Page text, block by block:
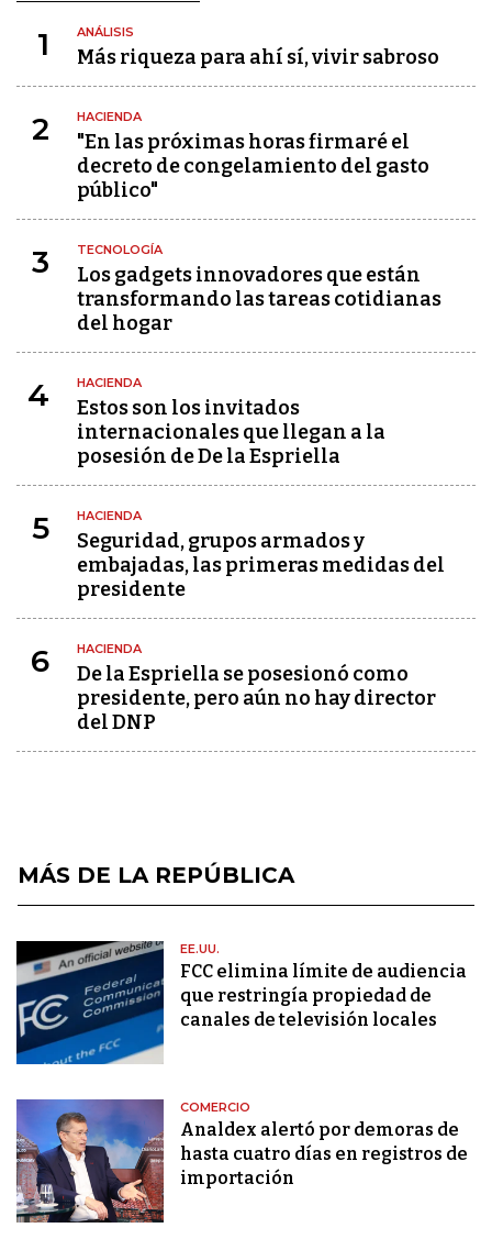
1 ANÁLISIS
Más riqueza para ahí sí, vivir sabroso
2 HACIENDA
"En las próximas horas firmaré el
decreto de congelamiento del gasto
público"
3 TECNOLOGÍA
Los gadgets innovadores que están
transformando las tareas cotidianas
del hogar
4 HACIENDA
Estos son los invitados
internacionales que llegan a la
posesión de De la Espriella
5 HACIENDA
Seguridad, grupos armados y
embajadas, las primeras medidas del
presidente
6 HACIENDA
De la Espriella se posesionó como
presidente, pero aún no hay director
del DNP
MÁS DE LA REPÚBLICA
EE.UU.
FCC elimina límite de audiencia
que restringía propiedad de
canales de televisión locales
COMERCIO
Analdex alertó por demoras de
hasta cuatro días en registros de
importación